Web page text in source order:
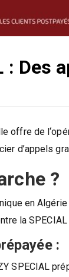
: Des
offre de
d’appels
?
en
la
:
SPECIAL